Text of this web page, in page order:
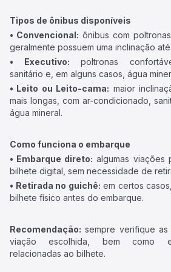
Tipos de ônibus disponíveis
• Convencional: ônibus com
geralmente possuem uma inclinação
• Executivo: poltronas
sanitário e, em alguns casos, água
• Leito ou Leito-cama: maior
mais longas, com ar-condicionado,
água mineral.
Como funciona o embarque
• Embarque direto: algumas viações
bilhete digital, sem necessidade de
• Retirada no guichê: em certos
bilhete físico antes do embarque.
Recomendação: sempre verifique
viação escolhida, bem como
relacionadas ao bilhete.